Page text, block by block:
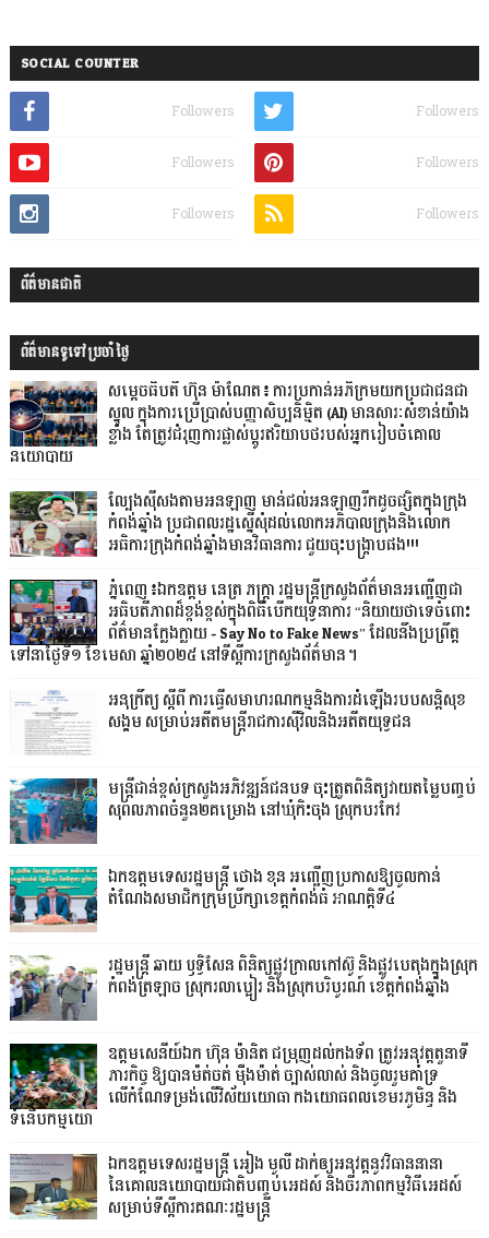
SOCIAL COUNTER
Followers
Followers
Followers Followers
Followers Followers
ព័ត៌មានជាតិ
ព័ត៌មានទូទៅប្រចាំថ្ងៃ
សម្តេចធិបតី ហ៊ុន ម៉ាណែត៖ ការប្រកាន់អភិក្រមយកប្រជាជនជា
ស្នូល ក្នុងការប្រើប្រាស់បញ្ញាសិប្បនិម្មិត (AI) មានសារៈសំខាន់យ៉ាង
ខ្លាំង តែត្រូវជំរុញការផ្លាស់ប្តូរឥរិយាបថរបស់អ្នករៀបចំគោល
នយោបាយ
ល្បែងស៊ីសងតាមអនឡាញ មាន់ជល់អនឡាញរីកដូចផ្សិតក្នុងក្រុង
កំពង់ឆ្នាំង ប្រជាពលរដ្ឋស្នើសុំដល់លោកអភិបាលក្រុងនិងលោក
អធិការក្រុងកំពង់ឆ្នាំងមានវិធានការ ជួយចុះបង្ក្រាបផង!!!
ភ្នំពេញ៖ឯកឧត្តម នេត្រ ភក្រ្តា រដ្ឋមន្ត្រីក្រសួងព័ត៌មានអញ្ជើញជា
អធិបតីភាពដ៏ខ្ពង់ខ្ពស់ក្នុងពិធីបើកយុទ្ធនាការ “និយាយថាទេចំពោះ
ព័ត៌មានក្លែងក្លាយ - Say No to Fake News” ដែលនឹងប្រព្រឹត្ត
ទៅនាថ្ងៃទី១ ខែមេសា ឆ្នាំ២០២៥ នៅទីស្តីការក្រសួងព័ត៌មាន។
អនុក្រឹត្យ ស្តីពី ការធ្វើសមាហរណកម្មនិងការដំឡើងរបបសន្តិសុខ
សង្គម សម្រាប់អតីតមន្ត្រីរាជការស៊ីវិលនិងអតីតយុទ្ធជន
មន្ត្រីជាន់ខ្ពស់ក្រសួងអភិវឌ្ឍន៍ជនបទ ចុះត្រួតពិនិត្យវាយតម្លៃបញ្ចប់
សុពលភាពចំនួន២គម្រោង នៅឃុំកិះចុង ស្រុកបរកែវ
ឯកឧត្តមទេសរដ្ឋមន្រ្តី ថោង ខុន អញ្ជើញប្រកាសឱ្យចូលកាន់
តំណែងសមាជិកក្រុមប្រឹក្សាខេត្តកំពង់ធំ អាណត្តិទី៤
រដ្ឋមន្ត្រី ឆាយ ឫទ្ធិសែន ពិនិត្យផ្លូវក្រាលកៅស៊ូ និងផ្លូវបេតុងក្នុងស្រុក
កំពង់ត្រឡាច ស្រុករលាប្អៀរ និងស្រុកបរិបូរណ៍ ខេត្តកំពង់ឆ្នាំង
ឧត្តមសេនីយ៍ឯក ហ៊ុន ម៉ានិត ជម្រុញដល់កងទ័ព ត្រូវអនុវត្តតួនាទី
ភារកិច្ច ឱ្យបានម៉ត់ចត់ ម៉ឺងម៉ាត់ ច្បាស់លាស់ និងចូលរួមគាំទ្រ
លើកំណែទម្រង់លើវិស័យយោធា កងយោធពលខេមរភូមិន្ទ និង
ទំនើបកម្មយោ
ឯកឧត្តមទេសរដ្ឋមន្រ្តី អៀង មូលី ដាក់ឲ្យអនុវត្តនូវវិធាននានា
នៃគោលនយោបាយជាតិបញ្ចប់អេដស៍ និងចីរភាពកម្មវិធីអេដស៍
សម្រាប់ទីស្តីការគណៈរដ្ឋមន្រ្តី